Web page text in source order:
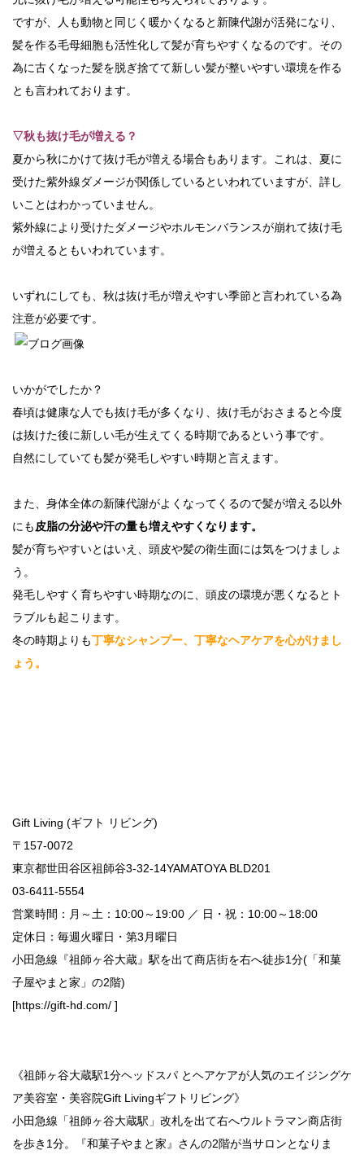
ですが、人も動物と同じく暖かくなると新陳代謝が活発になり、
髪を作る毛母細胞も活性化して髪が育ちやすくなるのです。その
為に古くなった髪を脱ぎ捨てて新しい髪が整いやすい環境を作る
とも言われております。
▽秋も抜け毛が増える？
夏から秋にかけて抜け毛が増える場合もあります。これは、夏に
受けた紫外線ダメージが関係しているといわれていますが、詳し
いことはわかっていません。
紫外線により受けたダメージやホルモンバランスが崩れて抜け毛
が増えるともいわれています。
いずれにしても、秋は抜け毛が増えやすい季節と言われている為
注意が必要です。
いかがでしたか？
春頃は健康な人でも抜け毛が多くなり、抜け毛がおさまると今度
は抜けた後に新しい毛が生えてくる時期であるという事です。
自然にしていても髪が発毛しやすい時期と言えます。
また、身体全体の新陳代謝がよくなってくるので髪が増える以外
にも 皮脂の分泌や汗の量も増えやすくなります。
髪が育ちやすいとはいえ、頭皮や髪の衛生面には気をつけましょ
う。
発毛しやすく育ちやすい時期なのに、頭皮の環境が悪くなるとト
ラブルも起こります。
冬の時期よりも丁寧なシャンプー、丁寧なヘアケアを心がけまし
ょう。
Gift Living (ギフト リビング)
〒157-0072
東京都世田谷区祖師谷3-32-14YAMATOYA BLD201
03-6411-5554
営業時間：月～土：10:00～19:00 ／ 日・祝：10:00～18:00
定休日：毎週火曜日・第3月曜日
小田急線『祖師ヶ谷大蔵』駅を出て商店街を右へ徒歩1分(「和菓
子屋やまと家」の2階)
[https://gift-hd.com/ ]
《祖師ヶ谷大蔵駅1分ヘッドスパ とヘアケアが人気のエイジングケ
ア美容室・美容院Gift Livingギフトリビング》
小田急線「祖師ヶ谷大蔵駅」改札を出て右へウルトラマン商店街
を歩き1分。『和菓子やまと家』さんの2階が当サロンとなりま